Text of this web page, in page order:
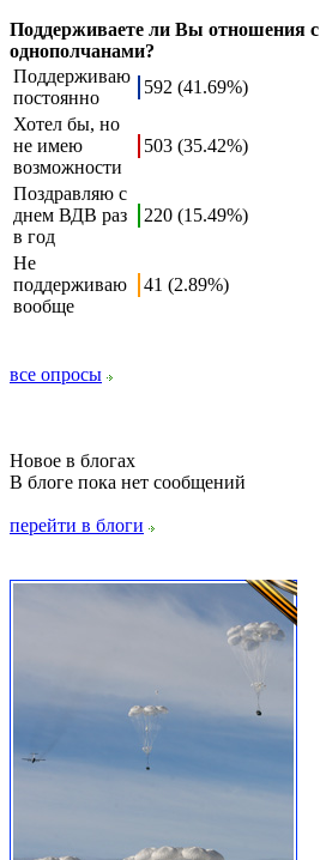
Поддерживаете ли Вы отношения с
однополчанами?
Поддерживаю
постоянно
592 (41.69%)
Хотел бы, но
не имею
возможности
503 (35.42%)
Поздравляю с
днем ВДВ раз
в год
220 (15.49%)
Не
поддерживаю
вообще
41 (2.89%)
все опросы
Новое в блогах
В блоге пока нет сообщений
перейти в блоги